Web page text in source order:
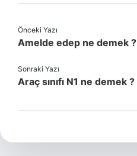
Önceki Yazı
Amelde edep ne demek ?
Sonraki Yazı
Araç sınıfı N1 ne demek ?